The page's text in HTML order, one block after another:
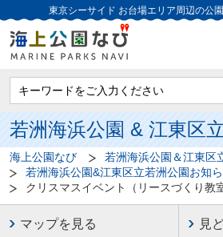
東京シーサイド お台場エリア周辺の公
若洲海浜公園 & 江東区
海上公園なび
若洲海浜公園＆江東区
若洲海浜公園&江東区立若洲公園お知
クリスマスイベント（リースづくり教室
マップを見る 見